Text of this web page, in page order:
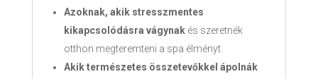
Azoknak, akik stresszmentes
kikapcsolódásra vágynakés szeretnék
otthon megteremteni a spa élményt.
Akik természetes összetevőkkel ápolnák